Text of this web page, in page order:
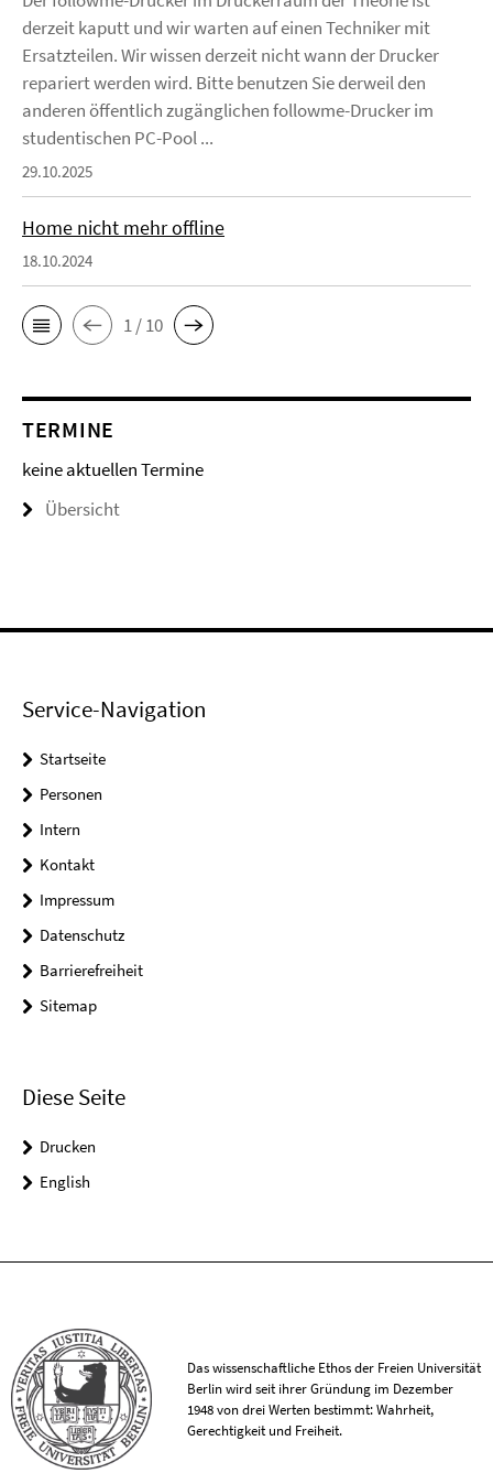
derzeit kaputt und wir warten auf einen Techniker mit
Ersatzteilen. Wir wissen derzeit nicht wann der Drucker
repariert werden wird. Bitte benutzen Sie derweil den
anderen öffentlich zugänglichen followme-Drucker im
studentischen PC-Pool ...
29.10.2025
Home nicht mehr offline
18.10.2024
1 / 10
TERMINE
keine aktuellen Termine
Übersicht
Service-Navigation
Startseite
Personen
Intern
Kontakt
Impressum
Datenschutz
Barrierefreiheit
Sitemap
Diese Seite
Drucken
English
Das wissenschaftliche Ethos der Freien Universität
Berlin wird seit ihrer Gründung im Dezember
1948 von drei Werten bestimmt: Wahrheit,
Gerechtigkeit und Freiheit.